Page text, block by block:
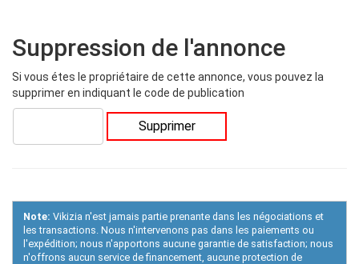
Suppression de l'annonce
Si vous étes le propriétaire de cette annonce, vous pouvez la
supprimer en indiquant le code de publication
Supprimer
Note: Vikizia n'est jamais partie prenante dans les négociations et
les transactions. Nous n'intervenons pas dans les paiements ou
l'expédition; nous n'apportons aucune garantie de satisfaction; nous
n'offrons aucun service de financement, aucune protection de